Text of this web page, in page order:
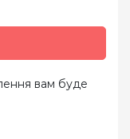
вам буде